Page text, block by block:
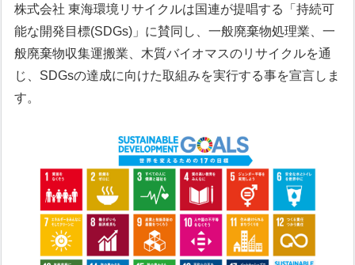
株式会社 東海環境リサイクルは国連が提唱する「持続可
能な開発目標(SDGs)」に賛同し、一般廃棄物処理業、一
般廃棄物収集運搬業、木質バイオマスのリサイクルを通
じ、SDGsの達成に向けた取組みを実行する事を宣言しま
す。